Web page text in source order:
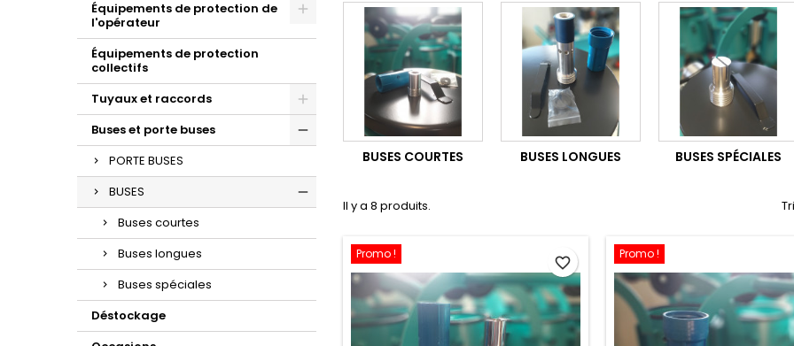
Équipements de protection de
l'opérateur
Équipements de protection
collectifs
Tuyaux et raccords
Buses et porte buses
PORTE BUSES
BUSES
Buses courtes
Buses longues
Buses spéciales
Déstockage
BUSES COURTES BUSES LONGUES BUSES SPÉCIALES
Il y a 8 produits.
Promo !
favorite_border
Promo !